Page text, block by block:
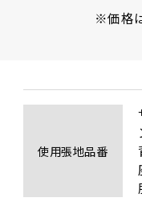
※価格
使用張地品番